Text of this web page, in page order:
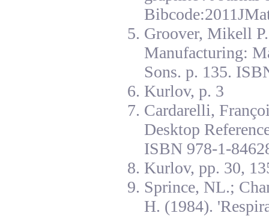
Groover, Mikell
Manufacturing:
Sons. p. 135.
Kurlov, p. 3
Cardarelli,
Desktop
ISBN 978-1-
Kurlov, pp. 30,
Sprince, NL.;
H. (1984).